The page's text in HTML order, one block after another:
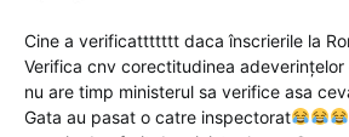
Cine a verificattttttt daca înscrierile la
Verifica cnv corectitudinea adeverințelor
nu are timp ministerul sa verifice asa
Gata au pasat o catre inspectorat